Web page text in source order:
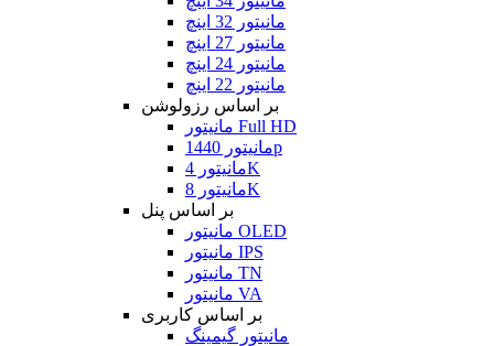
مانیتور 32 اینچ
مانیتور 27 اینچ
مانیتور 24 اینچ
مانیتور 22 اینچ
بر اساس رزولوشن
مانیتور Full HD
مانیتور 1440p
مانیتور 4K
مانیتور 8K
بر اساس پنل
مانیتور OLED
مانیتور IPS
مانیتور TN
مانیتور VA
بر اساس کاربری
مانیتور گیمینگ